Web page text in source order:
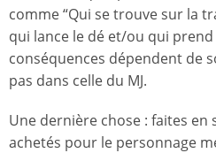
comme “Qui se trouve sur la
qui lance le dé et/ou qui
conséquences dépendent de
pas dans celle du MJ.
Une dernière chose : faites en
achetés pour le personnage